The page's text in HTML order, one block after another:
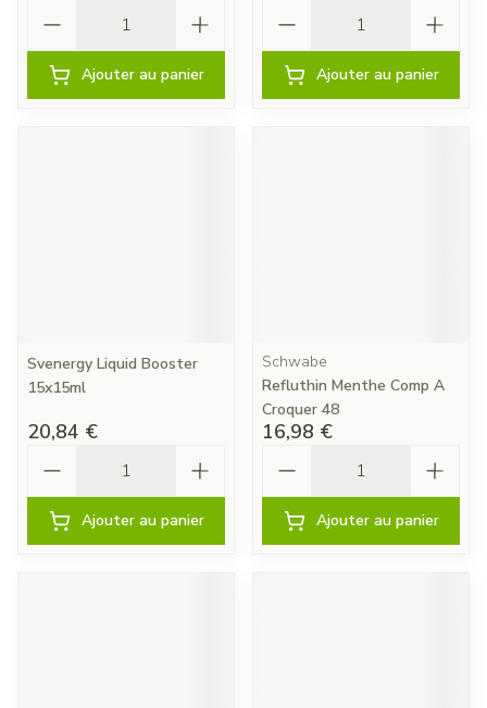
Ajouter au panier Ajouter au panier
Svenergy Liquid Booster
15x15ml
20,84 €
Ajouter au panier
Schwabe
Refluthin Menthe Comp A
Croquer 48
16,98 €
Ajouter au panier